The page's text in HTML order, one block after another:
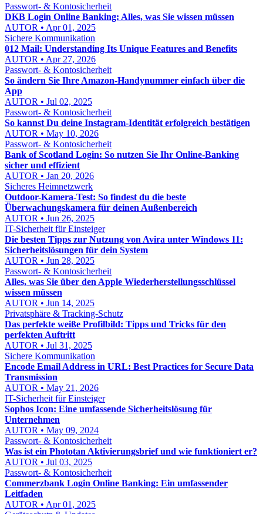
Passwort- & Kontosicherheit
DKB Login Online Banking: Alles, was Sie wissen müssen
AUTOR • Apr 01, 2025
Sichere Kommunikation
012 Mail: Understanding Its Unique Features and Benefits
AUTOR • Apr 27, 2026
Passwort- & Kontosicherheit
So ändern Sie Ihre Amazon-Handynummer einfach über die
App
AUTOR • Jul 02, 2025
Passwort- & Kontosicherheit
So kannst Du deine Instagram-Identität erfolgreich bestätigen
AUTOR • May 10, 2026
Passwort- & Kontosicherheit
Bank of Scotland Login: So nutzen Sie Ihr Online-Banking
sicher und effizient
AUTOR • Jan 20, 2026
Sicheres Heimnetzwerk
Outdoor-Kamera-Test: So findest du die beste
Überwachungskamera für deinen Außenbereich
AUTOR • Jun 26, 2025
IT-Sicherheit für Einsteiger
Die besten Tipps zur Nutzung von Avira unter Windows 11:
Sicherheitslösungen für dein System
AUTOR • Jun 28, 2025
Passwort- & Kontosicherheit
Alles, was Sie über den Apple Wiederherstellungsschlüssel
wissen müssen
AUTOR • Jun 14, 2025
Privatsphäre & Tracking-Schutz
Das perfekte weiße Profilbild: Tipps und Tricks für den
perfekten Auftritt
AUTOR • Jul 31, 2025
Sichere Kommunikation
Encode Email Address in URL: Best Practices for Secure Data
Transmission
AUTOR • May 21, 2026
IT-Sicherheit für Einsteiger
Sophos Icon: Eine umfassende Sicherheitslösung für
Unternehmen
AUTOR • May 09, 2024
Passwort- & Kontosicherheit
Was ist ein Phototan Aktivierungsbrief und wie funktioniert er?
AUTOR • Jul 03, 2025
Passwort- & Kontosicherheit
Commerzbank Login Online Banking: Ein umfassender
Leitfaden
AUTOR • Apr 01, 2025